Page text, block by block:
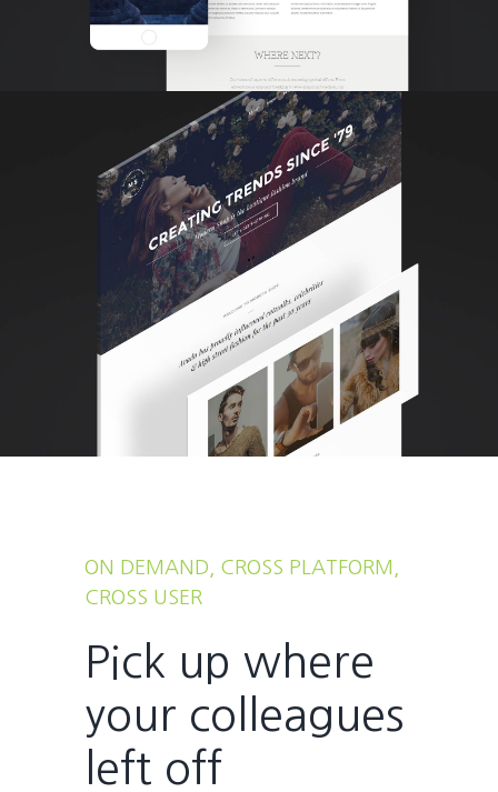
ON DEMAND, CROSS PLATFORM,
CROSS USER
Pick up where
your colleagues
left off